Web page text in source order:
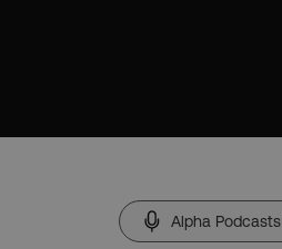
Alpha Podcasts